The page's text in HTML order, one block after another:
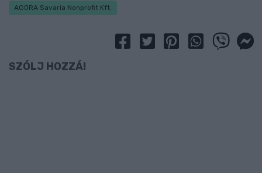
AGORA Savaria Nonprofit Kft.
SZÓLJ HOZZÁ!